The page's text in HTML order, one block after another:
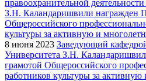
8 июня 2023 Заведующий
Университета З.Н.
грамотой Общероссийского
работников культуры за